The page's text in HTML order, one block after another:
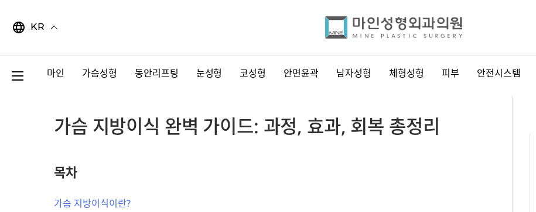
content
KR
마인 가슴성형 동안리프팅 눈성형 코성형 안면윤곽 남자성형 체형성형 피부 안전시스템
가슴 지방이식 완벽 가이드: 과정, 효과, 회복 총정리
목차
가슴 지방이식이란?